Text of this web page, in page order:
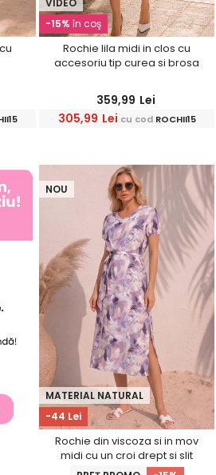
-15% în coş
Rochie lila midi in clos cu
accesoriu tip curea si brosa
359,99 Lei
305,99 Lei cu cod ROCHII15
-44 Lei
MATERIAL NATURAL
NOU
Rochie din viscoza si in mov
midi cu un croi drept si slit
lateral - StarShinerS